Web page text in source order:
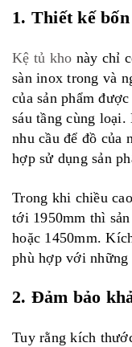
1. Thiết kế
Kệ tủ kho này chỉ
sàn inox trong và
của sản phẩm
sáu tầng cùng
nhu cầu để đồ của
hợp sử dụng sản
Trong khi chiều
tới 1950mm thì
hoặc 1450mm.
phù hợp với những
2. Đảm bảo
Tuy rằng kích